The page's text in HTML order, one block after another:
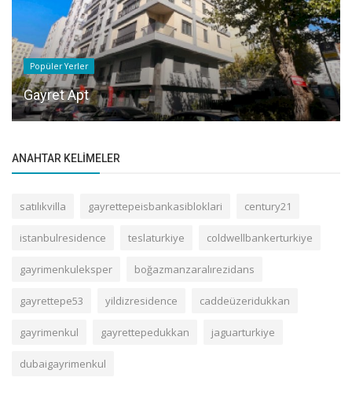
Popüler Yerler
Gayret Apt
ANAHTAR KELIMELER
satılıkvilla gayrettepeisbankasibloklari century21
istanbulresidence teslaturkiye coldwellbankerturkiye
gayrimenkuleksper boğazmanzaralırezidans
gayrettepe53 yildizresidence caddeüzeridukkan
gayrimenkul gayrettepedukkan jaguarturkiye
dubaigayrimenkul